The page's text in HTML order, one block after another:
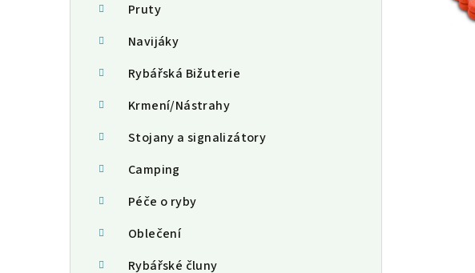
Pruty
Navijáky
Rybářská Bižuterie
Krmení/Nástrahy
Stojany a signalizátory
Camping
Péče o ryby
Oblečení
Rybářské čluny